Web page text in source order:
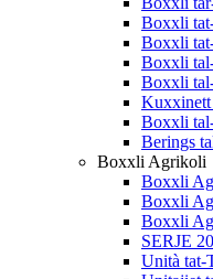
Boxxli
Boxxli
Boxxli
Boxxli
Kuxxinett
Boxxli
Berings
Boxxli Agrikoli
Boxxli
Boxxli
Boxxli
SERJE
Unità